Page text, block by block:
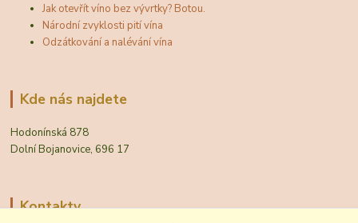
Jak otevřít víno bez vývrtky? Botou.
Národní zvyklosti pití vína
Odzátkování a nalévání vína
Kde nás najdete
Hodonínská 878
Dolní Bojanovice, 696 17
Kontakty